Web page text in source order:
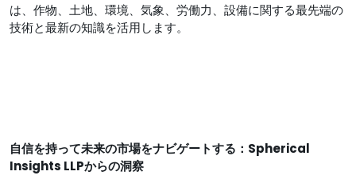
は、作物、土地、環境、気象、労働力、設備に関する最先端の
技術と最新の知識を活用します。
自信を持って未来の市場をナビゲートする：Spherical
Insights LLPからの洞察